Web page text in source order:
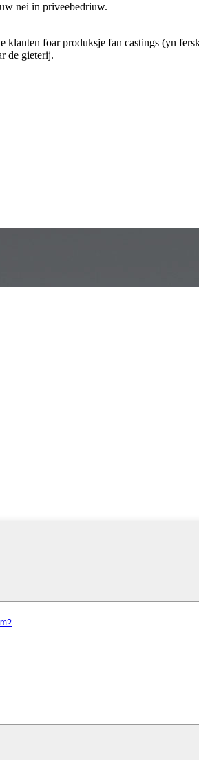
nei in priveebedriuw.
foar produksje fan castings (yn
de gieterij.